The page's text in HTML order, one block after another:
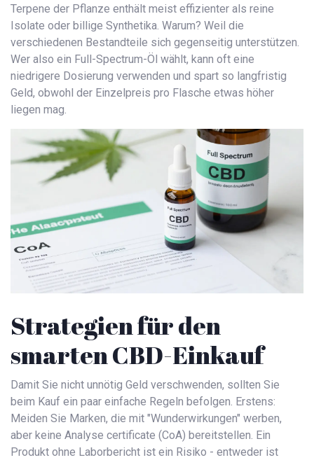
Terpene der Pflanze enthält meist effizienter als reine
Isolate oder billige Synthetika. Warum? Weil die
verschiedenen Bestandteile sich gegenseitig unterstützen.
Wer also ein Full-Spectrum-Öl wählt, kann oft eine
niedrigere Dosierung verwenden und spart so langfristig
Geld, obwohl der Einzelpreis pro Flasche etwas höher
liegen mag.
Strategien für den
smarten CBD-Einkauf
Damit Sie nicht unnötig Geld verschwenden, sollten Sie
beim Kauf ein paar einfache Regeln befolgen. Erstens:
Meiden Sie Marken, die mit "Wunderwirkungen" werben,
aber keine Analyse certificate (CoA) bereitstellen. Ein
Produkt ohne Laborbericht ist ein Risiko - entweder ist